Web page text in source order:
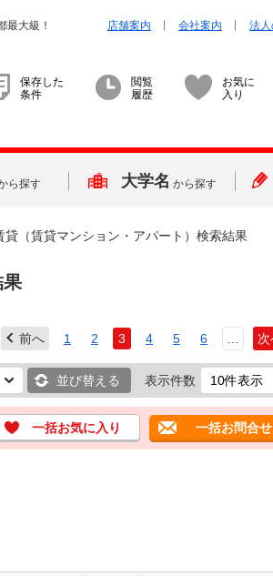
最大級！ 店舗案内 会社案内 法
保存した
条件
閲覧
履歴
お気に
入り
ら探す 大学名 から探す
貸（賃貸マンション・アパート）検索結果
果
前へ 1 2 3 4 5 6
並び替える 表示件数
一括お気に入り 一括お問合せ